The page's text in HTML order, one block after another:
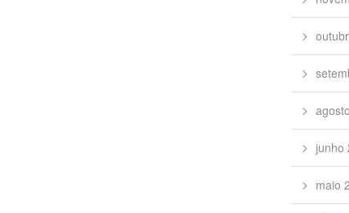
junho
maio